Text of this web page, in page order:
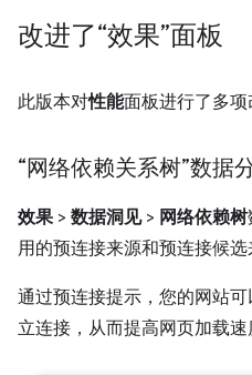
改进了“效果”面板
此版本对性能面板进行了多项
“网络依赖关系树”数据
效果 > 数据洞见> 网络依赖树
用的预连接来源和预连接候选
通过预连接提示，您的网站
立连接，从而提高网页加载速